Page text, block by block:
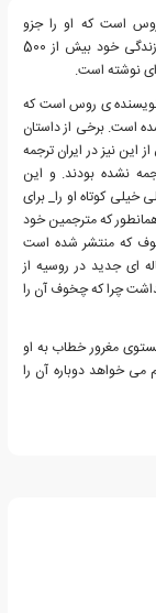
است که او را جزو
بزرگترین داستان کوتاه نویسان تاریخ میدانند. او در طول زندگی خود بیش از 500
ای نوشته است.
کوتاه و طنز این نویسنده ی روس است که
است. برخی از داستان
این نیز در ایران ترجمه
نشده بودند. و این
کوتاه او را_ برای
که مترجمین خود
که منتشر شده است
ای جدید در روسیه از
چرا که چخوف آن را
مغرور خطاب به او
می خواهد دوباره آن را